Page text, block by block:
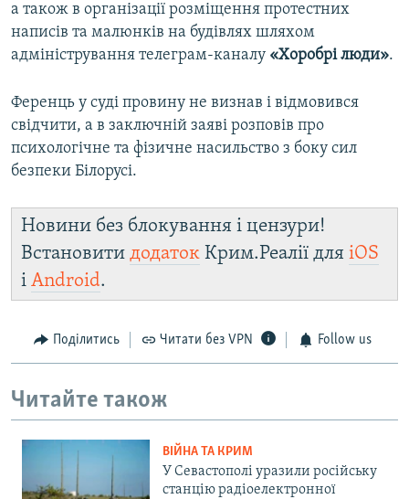
а також в організації розміщення протестних
написів та малюнків на будівлях шляхом
адміністрування телеграм-каналу «Хоробрі люди».
Ференць у суді провину не визнав і відмовився
свідчити, а в заключній заяві розповів про
психологічне та фізичне насильство з боку сил
безпеки Білорусі.
Новини без блокування і цензури!
Встановити додаток Крим.Реалії для iOS
і Android.
Поділитись Читати без VPN Follow us
Читайте також
ВІЙНА ТА КРИМ
У Севастополі уразили російську
станцію радіоелектронної